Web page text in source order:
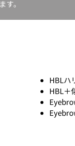
。
HBLハ
HBL＋